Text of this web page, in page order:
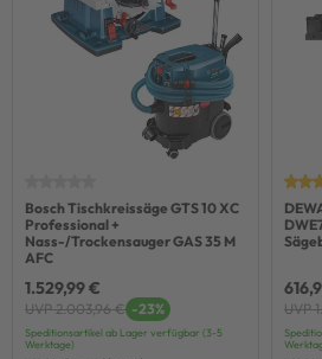
Bosch Tischkreissäge GTS 10 XC
Professional +
Nass-/Trockensauger GAS 35 M
AFC
1.529,99 €
UVP 2.003,96 € -23%
Speditionsartikel ab Lager verfügbar (3-5
Werktage)
UVP